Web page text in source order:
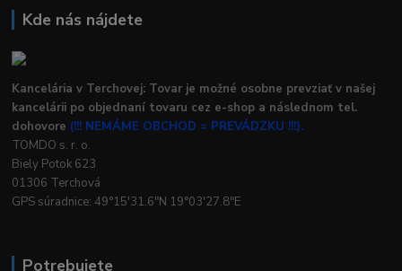
Kde nás nájdete
Kancelária v Terchovej: Tovar je možné osobne prevziať v našej
kancelárii po objednaní tovaru cez e-shop a následnom tel.
dohovore (!!! NEMÁME OBCHOD = PREVÁDZKU !!!).
TOMDO s. r. o.
Biely Potok 623
01306 Terchová
GPS súradnice: 49°15'31.6"N 19°03'27.8"E
Potrebujete